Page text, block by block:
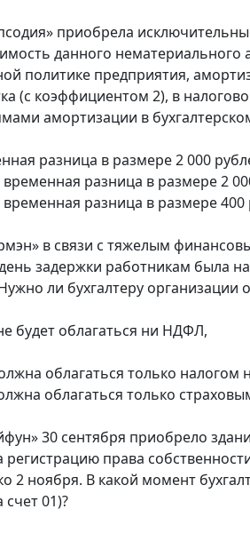
приобрела
данного нематериального
политике предприятия,
(с коэффициентом 2), в
амортизации в
разница в размере 2 000
разница в размере 2
разница в размере 400
в связи с тяжелым
задержки работникам была
ли бухгалтеру
будет облагаться ни НДФЛ,
облагаться только налогом
облагаться только
30 сентября приобрело
права
2 ноября. В какой момент
01)?